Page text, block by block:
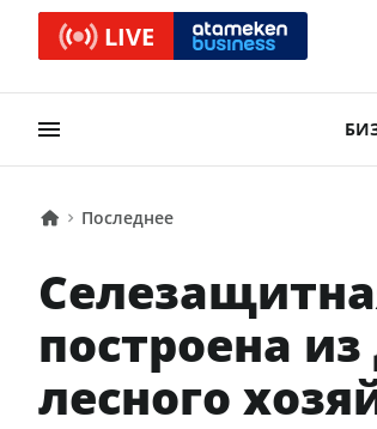
LIVE
Последнее
построена
лесного